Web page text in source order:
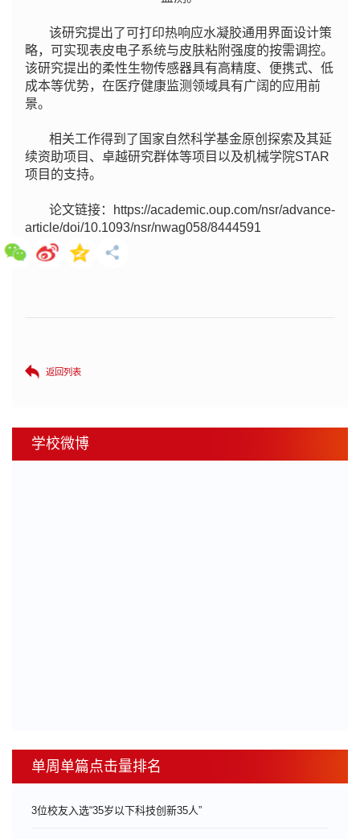
该研究提出了可打印热响应水凝胶通用界面设计策
略，可实现表皮电子系统与皮肤粘附强度的按需调控。
该研究提出的柔性生物传感器具有高精度、便携式、低
成本等优势，在医疗健康监测领域具有广阔的应用前
景。
相关工作得到了国家自然科学基金原创探索及其延
续资助项目、卓越研究群体等项目以及机械学院STAR
项目的支持。
论文链接：https://academic.oup.com/nsr/advance-
article/doi/10.1093/nsr/nwag058/8444591
返回列表
学校微博
单周单篇点击量排名
3位校友入选“35岁以下科技创新35人”